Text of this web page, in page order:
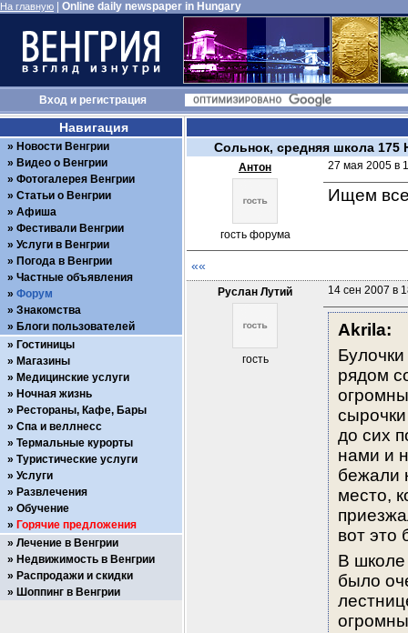
На главную Online daily newspaper in Hungary
Входи регистрация
Сольнок, средняя школа 175
Антон
гость форума
27 мая 2005 в
Ищем
««
Руслан Лутий
гость
14 сен 2007 в
Akrila:
рядом
до сих
нами и
бежали
место,
вот это
В школе
было
Навигация
Новости Венгрии
Видео о Венгрии
Фотогалерея Венгрии
Статьи о Венгрии
Афиша
Фестивали Венгрии
Услуги в Венгрии
Погода в Венгрии
Частные объявления
Форум
Знакомства
Блоги пользователей
Гостиницы
Магазины
Медицинские услуги
Ночная жизнь
Рестораны, Кафе, Бары
Спа и веллнесс
Термальные курорты
Туристические услуги
Услуги
Развлечения
Обучение
Горячие предложения
Лечение в Венгрии
Недвижимость в Венгрии
Распродажи и скидки
Шоппинг в Венгрии